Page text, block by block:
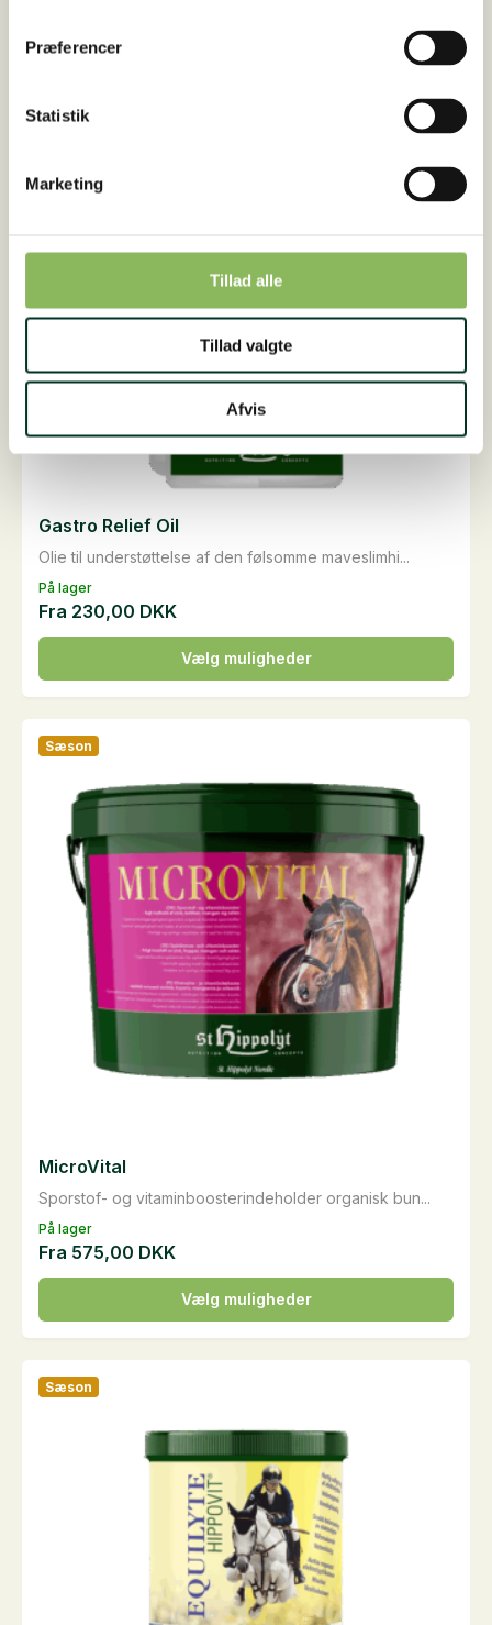
Præferencer
Statistik
Marketing
Tillad alle
Tillad valgte
Afvis
1
liter
På lager
Olie til understøttelse af den følsomme maveslimhi...
Gastro Relief Oil
Fra 230,00 DKK
Vælg muligheder
Dette
vare
har
flere
varianter.
Mulighederne
vælges
varesiden
På lager
Sæson
Sporstof- og vitaminboosterindeholder organisk bun...
MicroVital
Fra 575,00 DKK
Vælg muligheder
Dette
vare
har
flere
varianter.
Mulighederne
Sæson